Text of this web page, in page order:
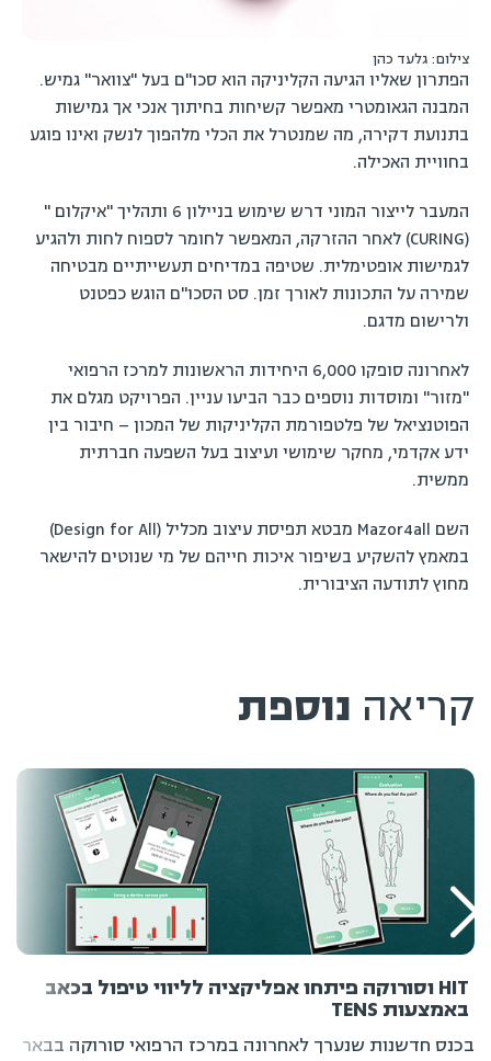
צילום: גלעד כהן
הפתרון שאליו הגיעה הקליניקה הוא סכו"ם בעל "צוואר" גמיש.
המבנה הגאומטרי מאפשר קשיחות בחיתוך אנכי אך גמישות
בתנועת דקירה, מה שמנטרל את הכלי מלהפוך לנשק ואינו פוגע
בחוויית האכילה.
המעבר לייצור המוני דרש שימוש בניילון 6 ותהליך "איקלום "
(CURING) לאחר ההזרקה, המאפשר לחומר לספוח לחות ולהגיע
לגמישות אופטימלית. שטיפה במדיחים תעשייתיים מבטיחה
שמירה על התכונות לאורך זמן. סט הסכו"ם הוגש כפטנט
ולרישום מדגם.
לאחרונה סופקו 6,000 היחידות הראשונות למרכז הרפואי
"מזור" ומוסדות נוספים כבר הביעו עניין. הפרויקט מגלם את
הפוטנציאל של פלטפורמת הקליניקות של המכון – חיבור בין
ידע אקדמי, מחקר שימושי ועיצוב בעל השפעה חברתית
ממשית.
השם Mazor4all מבטא תפיסת עיצוב מכליל (Design for All)
במאמץ להשקיע בשיפור איכות חייהם של מי שנוטים להישאר
מחוץ לתודעה הציבורית.
קריאה נוספת
HIT וסורוקה פיתחו אפליקציה לליווי טיפול בכאב
באמצעות TENS
בכנס חדשנות שנערך לאחרונה במרכז הרפואי סורוקה בבאר